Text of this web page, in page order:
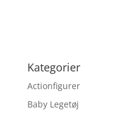
Kategorier
Actionfigurer
Baby Legetøj